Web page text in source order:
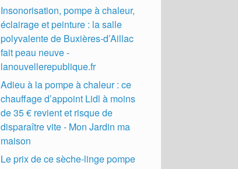
Insonorisation, pompe à chaleur,
éclairage et peinture : la salle
polyvalente de Buxières-d’Aillac
fait peau neuve -
lanouvellerepublique.fr
Adieu à la pompe à chaleur : ce
chauffage d’appoint Lidl à moins
de 35 € revient et risque de
disparaître vite - Mon Jardin ma
maison
Le prix de ce sèche-linge pompe